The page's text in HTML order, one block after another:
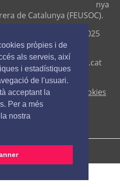
pròpies i de
als serveis, així
i estadístiques
de l'usuari.
acceptant la
Per a més
nostra
nya
de Catalunya (FEUSOC).
de Gràcia, 276 (08025
84 16www.feusoc.cat
- Política de cookies